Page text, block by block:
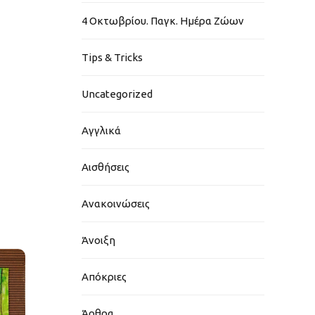
4 Οκτωβρίου. Παγκ. Ημέρα Ζώων
Tips & Tricks
Uncategorized
Αγγλικά
Αισθήσεις
Ανακοινώσεις
Άνοιξη
Απόκριες